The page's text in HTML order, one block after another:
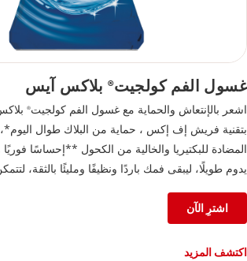
غسول الفم كولجيت®بلاكس آيس
اشعر بالإنتعاش والحماية مع غسول الفم كولجيت®
بتقنية فريش إف إكس ، حماية من البلاك طوال اليوم*،
المضادة للبكتيريا والخالية من الكحول **إحساسًا
يدوم طويلًا، ليبقى فمك باردًا ونظيفًا ومليئًا بالثقة،
اشترِ الآن
اكتشف المزيد